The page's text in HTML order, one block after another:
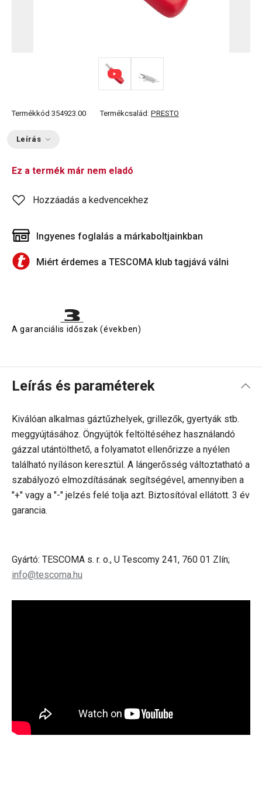
Termékkód 354923.00 Termékcsalád: PRESTO
Leírás
Ez a termék már nem eladó
Hozzáadás a kedvencekhez
Ingyenes foglalás a márkaboltjainkban
Miért érdemes a TESCOMA klub tagjává válni
A garanciális időszak (években)
Leírás és paraméterek
Kiválóan alkalmas gáztűzhelyek, grillezők, gyertyák stb.
meggyújtásához. Öngyújtók feltöltéséhez használandó
gázzal utántölthető, a folyamatot ellenőrizze a nyélen
található nyíláson keresztül. A lángerősség változtatható a
szabályozó elmozdításának segítségével, amennyiben a
"+" vagy a "-" jelzés felé tolja azt. Biztosítóval ellátott. 3 év
garancia.
Gyártó: TESCOMA s. r. o., U Tescomy 241, 760 01 Zlín;
info@tescoma.hu